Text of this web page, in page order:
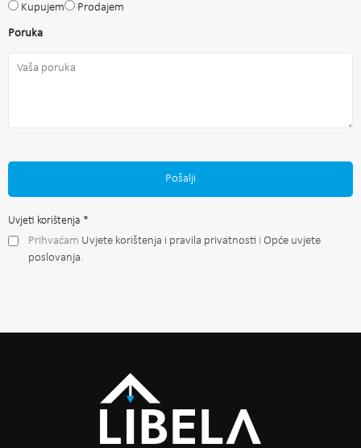
Kupujem Prodajem
Poruka
Pošalji
Uvjeti korištenja *
Prihvaćam Uvjete korištenja i pravila privatnosti i Opće uvjete
poslovanja.